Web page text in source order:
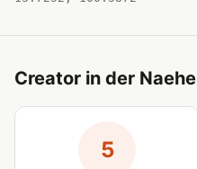
Creator in der Naehe
5